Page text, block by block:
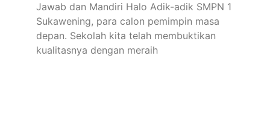
Jawab dan Mandiri Halo Adik-adik SMPN 1
Sukawening, para calon pemimpin masa
depan. Sekolah kita telah membuktikan
kualitasnya dengan meraih